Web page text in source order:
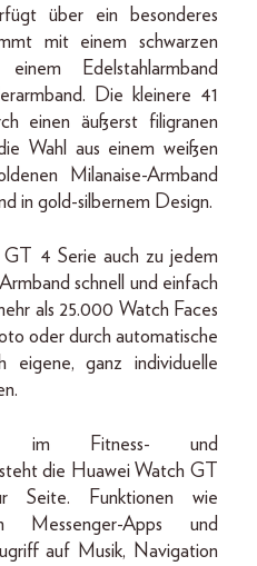
über ein besonderes
mit einem schwarzen
einem Edelstahlarmband
Die kleinere 41
einen äußerst filigranen
Wahl aus einem weißen
Milanaise-Armband
in gold-silbernem Design.
4 Serie auch zu jedem
schnell und einfach
als 25.000 Watch Faces
oder durch automatische
eigene, ganz individuelle
im Fitness- und
die Huawei Watch GT
Funktionen wie
Messenger-Apps und
auf Musik, Navigation